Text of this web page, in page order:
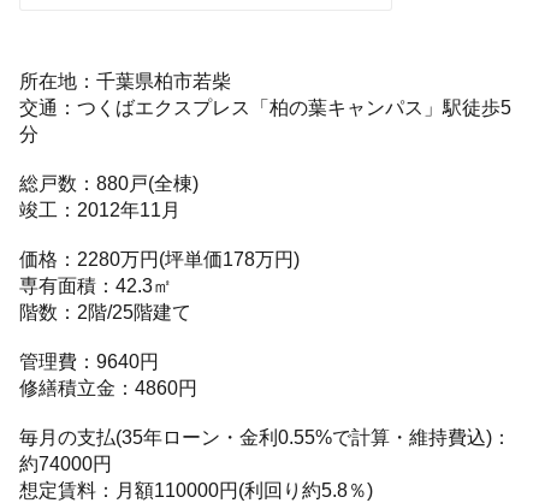
所在地：千葉県柏市若柴
交通：つくばエクスプレス「柏の葉キャンパス」駅徒歩5
分
総戸数：880戸(全棟)
竣工：2012年11月
価格：2280万円(坪単価178万円)
専有面積：42.3㎡
階数：2階/25階建て
管理費：9640円
修繕積立金：4860円
毎月の支払(35年ローン・金利0.55%で計算・維持費込)：
約74000円
想定賃料：月額110000円(利回り約5.8％)